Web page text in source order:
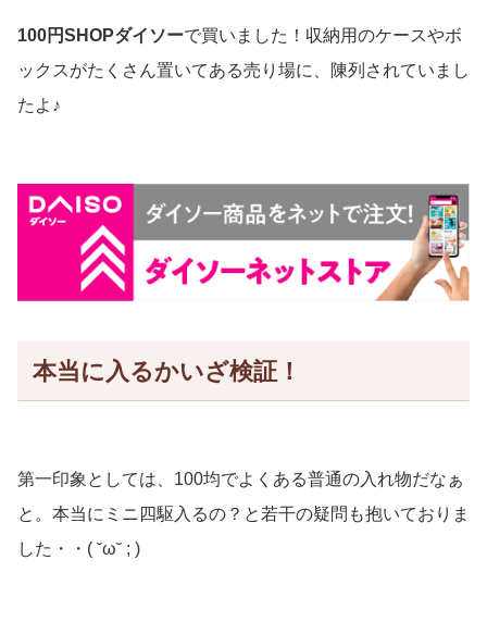
100円SHOPダイソーで買いました！収納用のケースやボ
ックスがたくさん置いてある売り場に、陳列されていまし
たよ♪
本当に入るかいざ検証！
第一印象としては、100均でよくある普通の入れ物だなぁ
と。本当にミニ四駆入るの？と若干の疑問も抱いておりま
した・・( ˘ω˘ ; )